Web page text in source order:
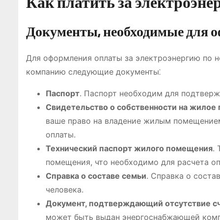
Документы, необходимые для
Для оформления оплаты за электроэнергию по
компанию следующие документы⁚
Паспорт. Паспорт необходим для
Свидетельство о собственности на
ваше право на владение жилым
оплаты.
Технический паспорт жилого помещения.
помещения, что необходимо для расчета
Справка о составе семьи. Справка о
человека.
Документ, подтверждающий отсутствие
может быть выдан энергоснабжающей